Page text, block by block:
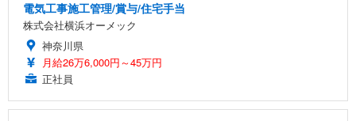
電気工事施工管理/賞与/住宅手当
株式会社横浜オーメック
神奈川県
月給26万6,000円～45万円
正社員